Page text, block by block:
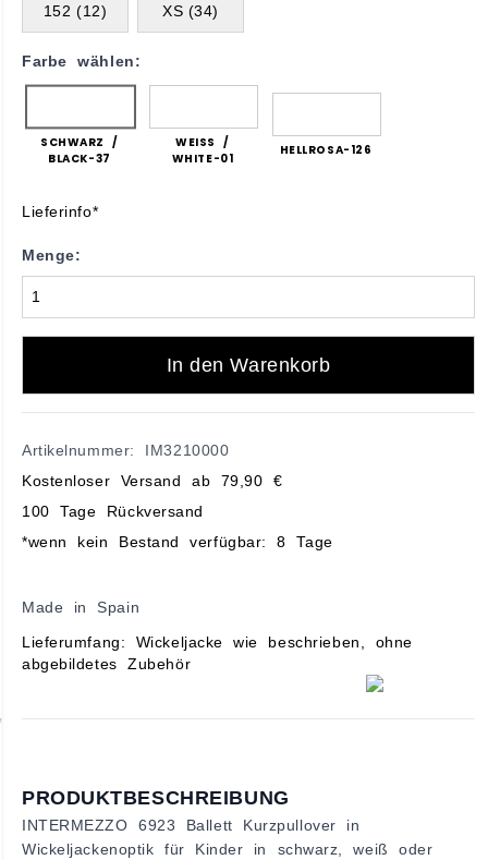
152 (12) XS (34)
Farbe wählen:
SCHWARZ /
BLACK-37
WEISS / W
HITE-01
HELLROSA-126
Lieferinfo*
Menge:
In den Warenkorb
Artikelnummer: IM3210000
Kostenloser Versand ab 79,90 €
100 Tage Rückversand
*wenn kein Bestand verfügbar: 8 Tage
Made in Spain
Lieferumfang: Wickeljacke wie beschrieben, ohne
abgebildetes Zubehör
PRODUKTBESCHREIBUNG
INTERMEZZO 6923 Ballett Kurzpullover in
Wickeljackenoptik für Kinder in schwarz, weiß oder